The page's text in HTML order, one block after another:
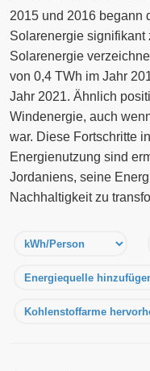
2015 und 2016 begann
Solarenergie signifikant
Solarenergie
von 0,4 TWh im Jahr
Jahr 2021. Ähnlich
Windenergie, auch
war. Diese Fortschritte
Energienutzung sind
Jordaniens, seine
Nachhaltigkeit zu